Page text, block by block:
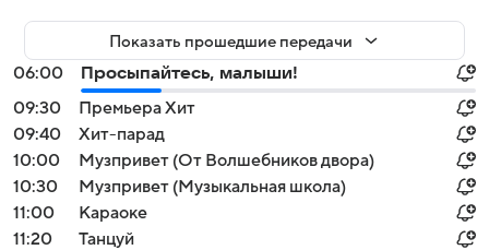
Показать прошедшие передачи
06:00
Просыпайтесь, малыши!
09:30
Премьера Хит
09:40
Хит-парад
10:00
Музпривет (От Волшебников двора)
10:30
Музпривет (Музыкальная школа)
11:00
Караоке
11:20
Танцуй